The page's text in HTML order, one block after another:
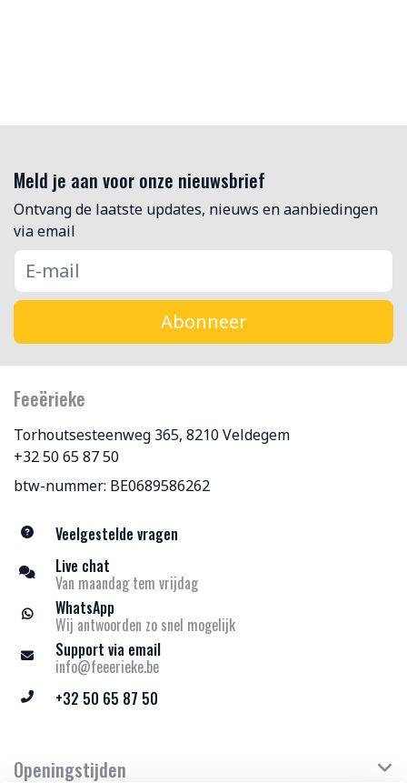
Meld je aan voor onze nieuwsbrief
Ontvang de laatste updates, nieuws en aanbiedingen
via email
Abonneer
Feeërieke
Torhoutsesteenweg 365, 8210 Veldegem
+32 50 65 87 50
btw-nummer: BE0689586262
Veelgestelde vragen
Live chat
Van maandag tem vrijdag
WhatsApp
Wij antwoorden zo snel mogelijk
Support via email
info@feeerieke.be
+32 50 65 87 50
Openingstijden